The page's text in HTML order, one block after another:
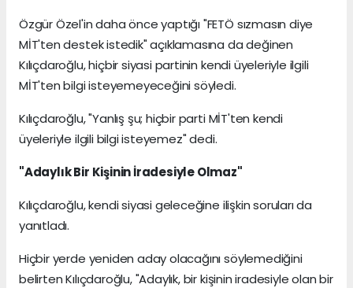
Özgür Özel'in daha önce yaptığı "FETÖ sızmasın diye
MİT'ten destek istedik" açıklamasına da değinen
Kılıçdaroğlu, hiçbir siyasi partinin kendi üyeleriyle ilgili
MİT'ten bilgi isteyemeyeceğini söyledi.
Kılıçdaroğlu, "Yanlış şu; hiçbir parti MİT'ten kendi
üyeleriyle ilgili bilgi isteyemez" dedi.
"Adaylık Bir Kişinin İradesiyle Olmaz"
Kılıçdaroğlu, kendi siyasi geleceğine ilişkin soruları da
yanıtladı.
Hiçbir yerde yeniden aday olacağını söylemediğini
belirten Kılıçdaroğlu, "Adaylık, bir kişinin iradesiyle olan bir